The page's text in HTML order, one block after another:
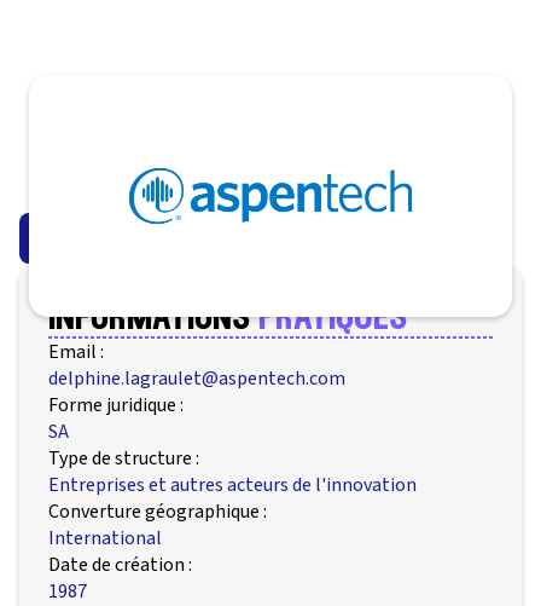
informationspratiques
Email :
delphine.lagraulet@aspentech.com
Forme juridique :
SA
Type de structure :
Entreprises et autres acteurs de l'innovation
Converture géographique :
International
Date de création :
1987